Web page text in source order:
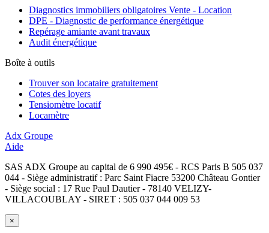
Diagnostics immobiliers obligatoires Vente - Location
DPE - Diagnostic de performance énergétique
Repérage amiante avant travaux
Audit énergétique
Boîte à outils
Trouver son locataire gratuitement
Cotes des loyers
Tensiomètre locatif
Locamètre
Adx Groupe
Aide
SAS ADX Groupe au capital de 6 990 495€ - RCS Paris B 505 037
044 - Siège administratif : Parc Saint Fiacre 53200 Château Gontier
- Siège social : 17 Rue Paul Dautier - 78140 VELIZY-
VILLACOUBLAY - SIRET : 505 037 044 009 53
×